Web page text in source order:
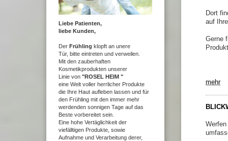
Liebe Patienten,
liebe Kunden,
Der Frühling klopft an unere
Tür, bitte eintreten und verweilen.
Mit den zauberhaften
Kosmetikprodukten unserer
Linie von "ROSEL HEIM "
eine Welt voller herrlicher Produkte
die Ihre Haut aufleben lassen und für
den Frühling mit den immer mehr
werdenden sonnigen Tage auf das
Beste vorbereitet sein.
Eine hohe Vertäglichkeit der
viefälltigen Produkte, sowie
Aufnahme und Verarbeitung derer,
Dort
auf
Gerne
mehr